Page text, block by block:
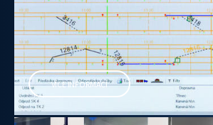
VÍCE INFORMACÍ